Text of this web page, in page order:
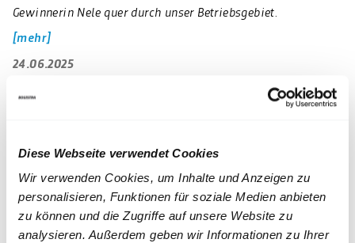
Diese Webseite verwendet Cookies
Wir verwenden Cookies, um Inhalte und Anzeigen zu
personalisieren, Funktionen für soziale Medien anbieten
zu können und die Zugriffe auf unsere Website zu
analysieren. Außerdem geben wir Informationen zu Ihrer
Gewinnerin Nele quer durch unser Betriebsgebiet.
mehr
24.06.2025
mehreren Tagen mit einem Straßenbahn-Oldie unterwegs.
mehr
17.06.2025
BLOGESTRA: Mehr als rot, gelb und grün!